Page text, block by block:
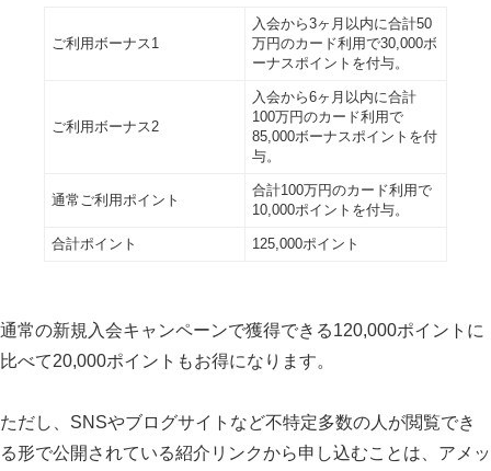
ご利用ボーナス1
入会から3ヶ月以内に合計50
万円のカード利用で30,000ボ
ーナスポイントを付与。
ご利用ボーナス2
入会から6ヶ月以内に合計
100万円のカード利用で
85,000ボーナスポイントを付
与。
通常ご利用ポイント
合計100万円のカード利用で
10,000ポイントを付与。
合計ポイント 125,000ポイント
通常の新規入会キャンペーンで獲得できる120,000ポイントに
比べて20,000ポイントもお得になります。
ただし、SNSやブログサイトなど不特定多数の人が閲覧でき
る形で公開されている紹介リンクから申し込むことは、アメッ